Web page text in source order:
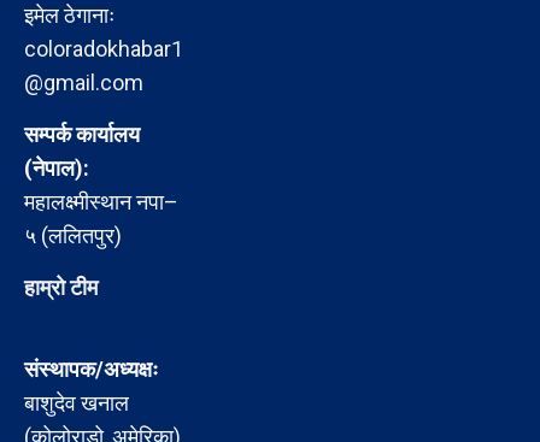
इमेल ठेगानाः
coloradokhabar1
@gmail.com
सम्पर्क कार्यालय
(नेपाल):
महालक्ष्मीस्थान नपा–
५ (ललितपुर)
हाम्रो टीम
संस्थापक/अध्यक्षः
बाशुदेव खनाल
(कोलोराडो, अमेरिका)